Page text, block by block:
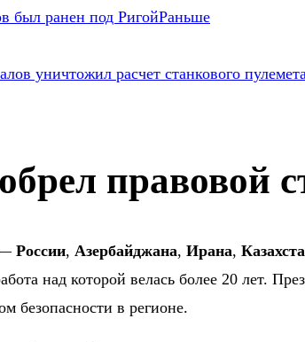
был ранен под РигойРаньше
уничтожил расчет станкового пулемета
правовой
— России, Азербайджана, Ирана,
над которой велась более 20 лет.
безопасности в регионе.